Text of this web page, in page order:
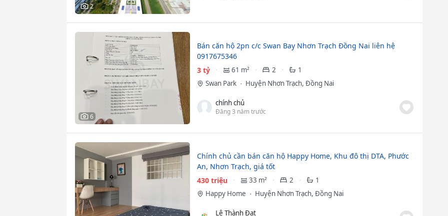
2
6
Bán căn hộ 2pn c/c Swan Bay Nhơn Trạch Đồng Nai liên hệ
0917675346
3 tỷ
61 m² 2
1
Swan Park
Huyện Nhơn Trạch, Đồng Nai
chính chủ
Đăng 3 năm trước
Chính chủ cần bán căn hộ Happy Home, Khu đô thị DTA, Phước
An, Nhơn Trạch, giá tốt
430 triệu
33 m² 2
1
Happy Home
Huyện Nhơn Trạch, Đồng Nai
Lê Thành Đạt